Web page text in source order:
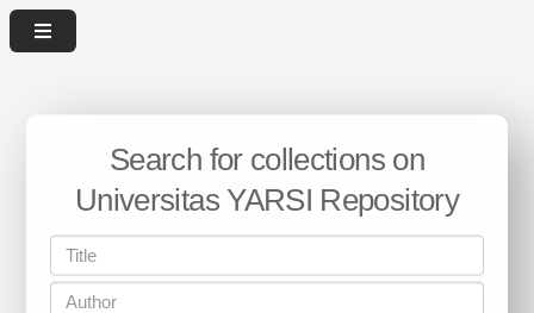
Search for collections on
Universitas YARSI Repository